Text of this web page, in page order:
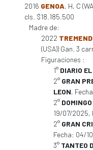
2016 GENOA, H, C
cls. $18.185.500
Madre de:
2022
(USA)) Gan. 3
Figuraciones :
1° DIARIO
2° GRAN
LEON,
2°
19/07/2025,
2° GRAN
Fecha: 04/
3° TANTEO